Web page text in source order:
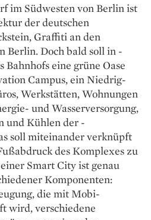
im ­Südwesten von Berlin ist
der deutschen
­Graffiti an den
Berlin. Doch bald soll in
eine grüne Oase
Campus, ein Niedrig­
Werkstätten, Wohnungen
und Wasserversorgung,
und Kühlen der
soll miteinander verknüpft
des Komplexes zu
Smart City ist genau
Komponenten:
die mit Mobi­
wird, verschiedene